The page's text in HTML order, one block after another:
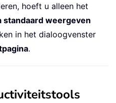
hoeft u alleen het
standaard weergeven
in het dialoogvenster
.